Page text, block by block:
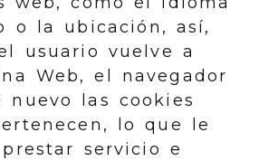
o la ubicación, así,
usuario vuelve a
Web, el navegador
nuevo las cookies
lo que le
servicio e